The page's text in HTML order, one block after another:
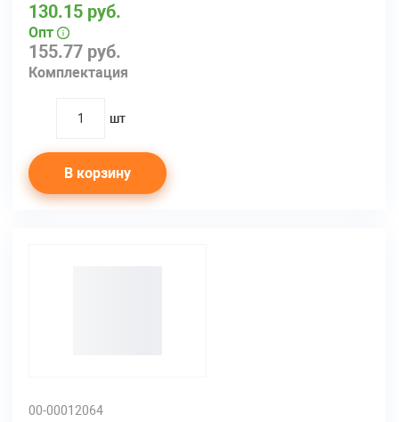
155.77 руб.
Комплектация
130.15 руб.
Опт
quantity
шт
В корзину
00-00012064